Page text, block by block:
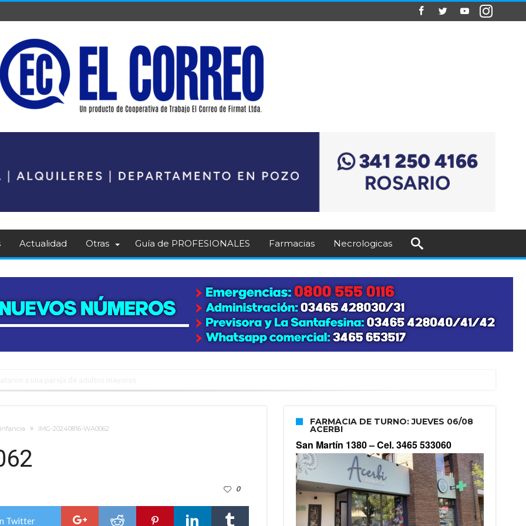
Actualidad Otras Guía de PROFESIONALES Farmacias Necrologicas
la Expo Dose
IMG-20240816-WA0062
0
Twitter
FARMACIA DE TURNO: JUEVES 06/08
ACERBI
San Martín 1380 –Cel. 3465 533060